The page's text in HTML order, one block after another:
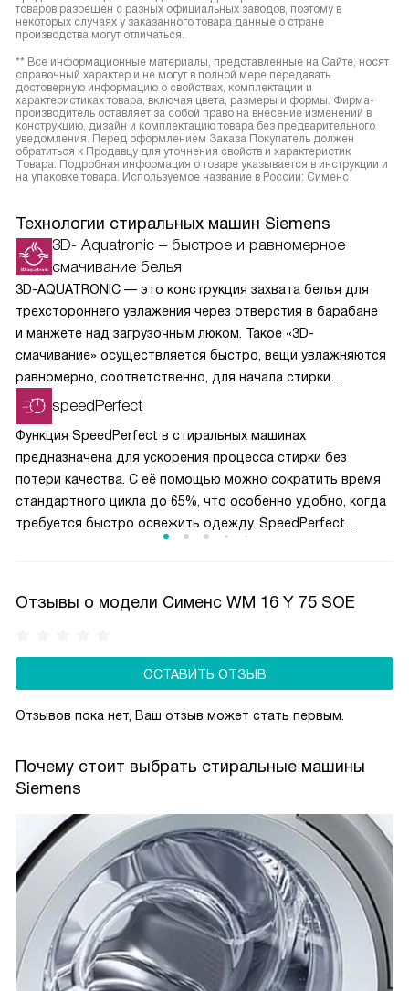
товаров разрешен с разных официальных заводов, поэтому в
некоторых случаях у заказанного товара данные о стране
производства могут отличаться.
** Все информационные материалы, представленные на Сайте, носят
справочный характер и не могут в полной мере передавать
достоверную информацию о свойствах, комплектации и
характеристиках товара, включая цвета, размеры и формы. Фирма-
производитель оставляет за собой право на внесение изменений в
конструкцию, дизайн и комплектацию товара без предварительного
уведомления. Перед оформлением Заказа Покупатель должен
обратиться к Продавцу для уточнения свойств и характеристик
Товара. Подробная информация о товаре указывается в инструкции и
на упаковке товара. Используемое название в России: Сименс
Технологии стиральных машин Siemens
3D- Aquatronic – быстрое и равномерное
смачивание белья
3D-AQUATRONIC — это конструкция захвата белья для
трехстороннего увлажения через отверстия в барабане
и манжете над загрузочным люком. Такое «3D-
смачивание» осуществляется быстро, вещи увлажняются
равномерно, соответственно, для начала стирки
требуется меньше времени, воды и электроэнергии.
speedPerfect
Функция SpeedPerfect в стиральных машинах
предназначена для ускорения процесса стирки без
потери качества. С её помощью можно сократить время
стандартного цикла до 65%, что особенно удобно, когда
требуется быстро освежить одежду. SpeedPerfect
Эта функция идеальна для занятых людей, которым нужно
и свежестью белья.
Отзывы о модели Сименс WM 16 Y 75 SOE
ОСТАВИТЬ ОТЗЫВ
Отзывов пока нет, Ваш отзыв может стать первым.
Почему стоит выбрать стиральные машины
Siemens